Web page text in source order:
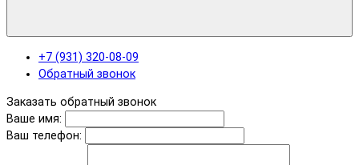
+7 (931) 320-08-09
Обратный звонок
Заказать обратный звонок
Ваше имя:
Ваш телефон: